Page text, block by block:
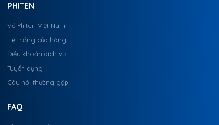
PHITEN
Về Phiten Việt Nam
Hệ thống cửa hàng
Điều khoản dịch vụ
Tuyển dụng
Câu hỏi thường gặp
FAQ